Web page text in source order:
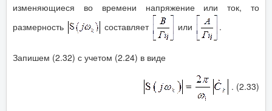
изменяющиеся во времени напряжение или ток, то
размерность
составляет или .
Запишем (2.32) с учетом (2.24) в виде
. (2.33)